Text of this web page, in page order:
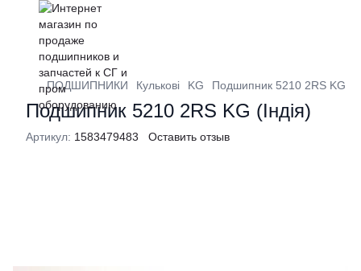
ПОДШИПНИКИ Кулькові KG Подшипник 5210 2RS KG
Подшипник 5210 2RS KG (Індія)
Артикул: 1583479483 Оставить отзыв